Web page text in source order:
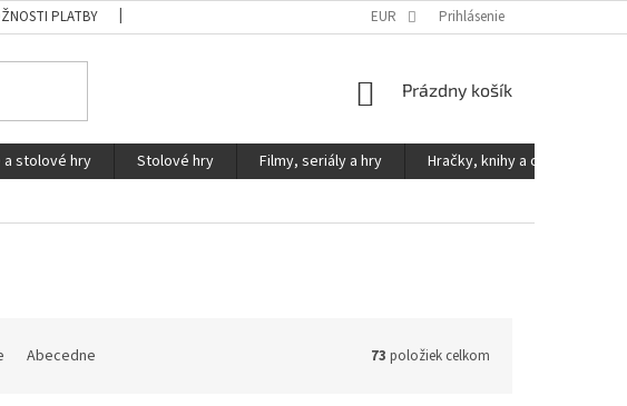
PLATBY PODMIENKY OCHRANY OSOBNÝCH ÚDAJOV
EUR Prihlásenie
NÁKUPNÝ
Prázdny košík
stolové hry Stolové hry Filmy, seriály a hry
Hračky, knihy a ostatné
Abecedne 73 položiek celkom